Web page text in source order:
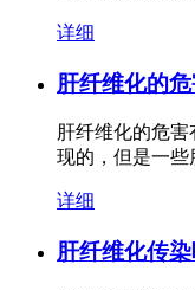
详细
肝纤维化的
肝纤维化的危
现的，但是一
详细
肝纤维化传